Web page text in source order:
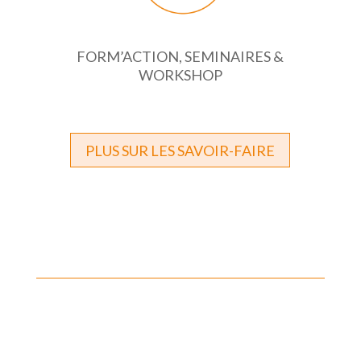
FORM’ACTION, SEMINAIRES &
WORKSHOP
PLUS SUR LES SAVOIR-FAIRE